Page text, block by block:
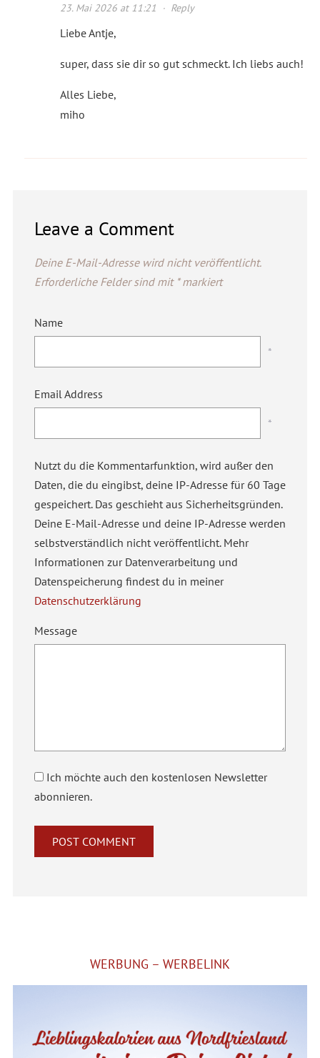
23. Mai 2026 at 11:21 · Reply
Liebe Antje,
super, dass sie dir so gut schmeckt. Ich liebs auch!
Alles Liebe,
miho
Leave a Comment
Deine E-Mail-Adresse wird nicht veröffentlicht.
Erforderliche Felder sind mit *markiert
Name
*
Email Address
*
Nutzt du die Kommentarfunktion, wird außer den
Daten, die du eingibst, deine IP-Adresse für 60 Tage
gespeichert. Das geschieht aus Sicherheitsgründen.
Deine E-Mail-Adresse und deine IP-Adresse werden
selbstverständlich nicht veröffentlicht. Mehr
Informationen zur Datenverarbeitung und
Datenspeicherung findest du in meiner
Datenschutzerklärung
Message
Ich möchte auch den kostenlosen Newsletter
abonnieren.
WERBUNG – WERBELINK